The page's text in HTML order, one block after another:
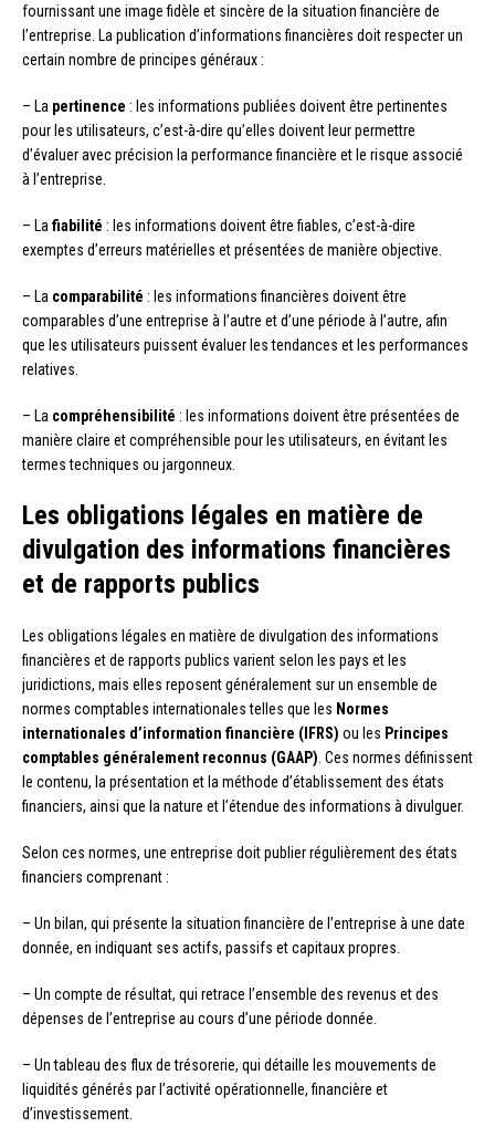
fournissant une image fidèle et sincère de la situation financière de
l’entreprise. La publication d’informations financières doit respecter un
certain nombre de principes généraux :
– La pertinence : les informations publiées doivent être pertinentes
pour les utilisateurs, c’est-à-dire qu’elles doivent leur permettre
d’évaluer avec précision la performance financière et le risque associé
à l’entreprise.
– Lafiabilité : les informations doivent être fiables, c’est-à-dire
exemptes d’erreurs matérielles et présentées de manière objective.
– La comparabilité : les informations financières doivent être
comparables d’une entreprise à l’autre et d’une période à l’autre, afin
que les utilisateurs puissent évaluer les tendances et les performances
relatives.
– La compréhensibilité : les informations doivent être présentées de
manière claire et compréhensible pour les utilisateurs, en évitant les
termes techniques ou jargonneux.
Les obligations légales en matière de
divulgation des informations financières
et de rapports publics
Les obligations légales en matière de divulgation des informations
financières et de rapports publics varient selon les pays et les
juridictions, mais elles reposent généralement sur un ensemble de
normes comptables internationales telles que les Normes
internationales d’information financière (IFRS) ou les Principes
comptables généralement reconnus (GAAP). Ces normes définissent
le contenu, la présentation et la méthode d’établissement des états
financiers, ainsi que la nature et l’étendue des informations à divulguer.
Selon ces normes, une entreprise doit publier régulièrement des états
financiers comprenant :
– Un bilan, qui présente la situation financière de l’entreprise à une date
donnée, en indiquant ses actifs, passifs et capitaux propres.
– Un compte de résultat, qui retrace l’ensemble des revenus et des
dépenses de l’entreprise au cours d’une période donnée.
– Un tableau des flux de trésorerie, qui détaille les mouvements de
liquidités générés par l’activité opérationnelle, financière et
d’investissement.